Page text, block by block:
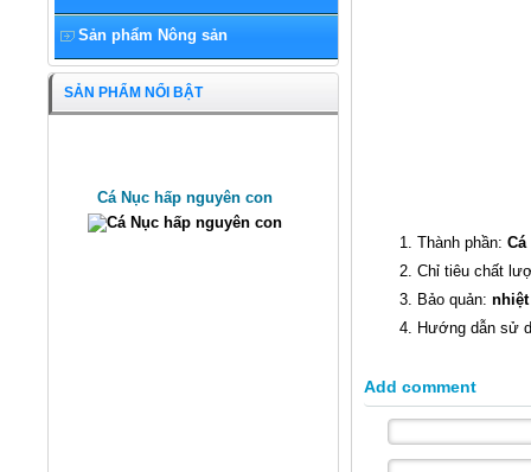
1. Thành phần:
2. Chỉ tiêu chất
3. Bảo quản: nhiệt
4. Hướng dẫn sử
Add comment
Sản phẩm Nông sản
SẢN PHẨM NỔI BẬT